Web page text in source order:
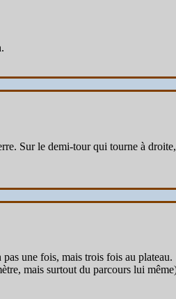
Sur le demi-tour qui tourne à
une fois, mais trois fois au plateau.
mais surtout du parcours lui